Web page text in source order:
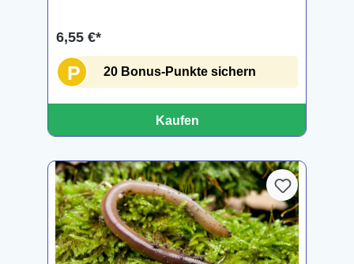
6,55 €*
P 20 Bonus-Punkte sichern
Kaufen